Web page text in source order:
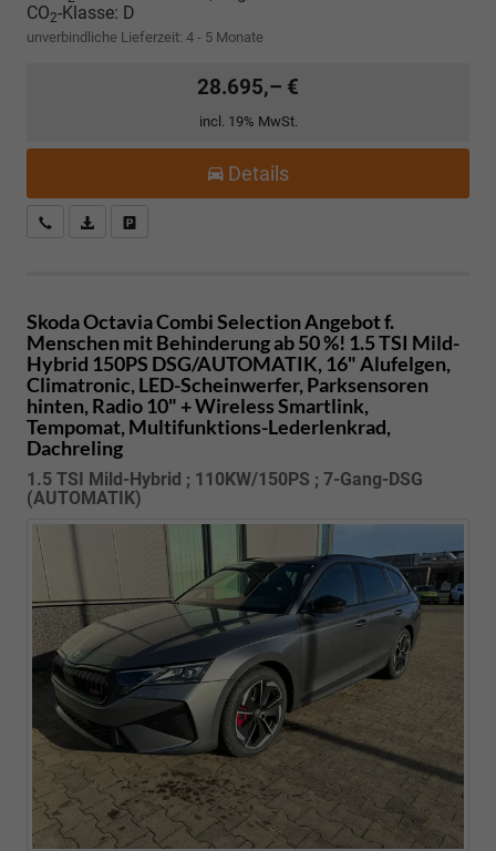
CO2-Klasse: D
unverbindliche Lieferzeit: 4 - 5 Monate
28.695,– €
incl. 19% MwSt.
Details
Kostenloser Rückruf-Service
PDF-Datei, Fahrzeugexposé drucken
Skoda Octavia CombiSelection Angebot f.
Menschen mit Behinderung ab 50 %! 1.5 TSI Mild-
Hybrid 150PS DSG/AUTOMATIK, 16" Alufelgen,
Climatronic, LED-Scheinwerfer, Parksensoren
hinten, Radio 10" + Wireless Smartlink,
Tempomat, Multifunktions-Lederlenkrad,
Dachreling
1.5 TSI Mild-Hybrid ; 110KW/150PS ; 7-Gang-DSG
(AUTOMATIK)